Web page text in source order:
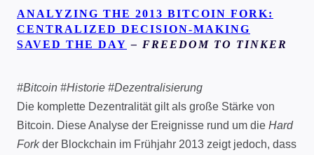
ANALYZING THE 2013 BITCOIN FORK:
CENTRALIZED DECISION-MAKING
SAVED THE DAY – FREEDOM TO TINKER
#Bitcoin #Historie #Dezentralisierung
Die komplette Dezentralität gilt als große Stärke von
Bitcoin. Diese Analyse der Ereignisse rund um die Hard
Forkder Blockchain im Frühjahr 2013 zeigt jedoch, dass